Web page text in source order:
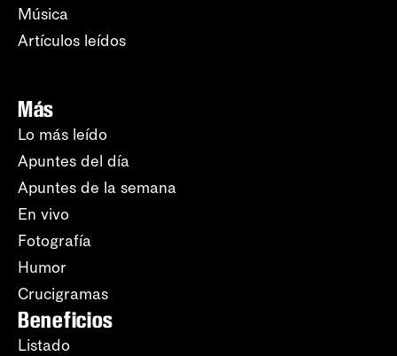
Música
Artículos leídos
Más
Lo más leído
Apuntes del día
Apuntes de la semana
En vivo
Fotografía
Humor
Crucigramas
Beneficios
Listado